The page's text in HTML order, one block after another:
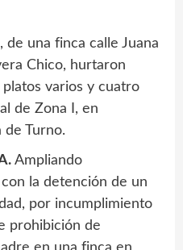
de una finca calle Juana
Chico, hurtaron
platos varios y cuatro
de Zona I, en
de Turno.
Ampliando
la detención de un
por incumplimiento
prohibición de